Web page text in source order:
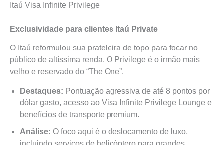
Itaú Visa Infinite Privilege
Exclusividade para clientes Itaú Private
O Itaú reformulou sua prateleira de topo para focar no
público de altíssima renda. O Privilege é o irmão mais
velho e reservado do “The One”.
Destaques: Pontuação agressiva de até 8 pontos por
dólar gasto, acesso ao Visa Infinite Privilege Lounge e
benefícios de transporte premium.
Análise: O foco aqui é o deslocamento de luxo,
incluindo serviços de helicóptero para grandes